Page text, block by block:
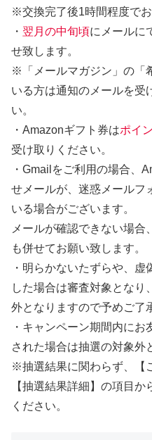
※交換完了後1時間程度で
・ 翌月の中旬頃にメールに
せ致します。
※「メールマガジン」の「
いる方は通知のメールを受
い。
・Amazonギフト券はポイ
受け取りください。
・Gmailをご利用の場合、
せメールが、迷惑メールフ
いる場合がございます。
メールが確認できない場
も併せてお願い致します。
・明らかないたずらや、
した場合は審査対象となり
外となりますので予めご了
・キャンペーン期間内に
された場合は抽選の対象外
※抽選結果に関わらず、【
【抽選結果詳細】の項目
ください。